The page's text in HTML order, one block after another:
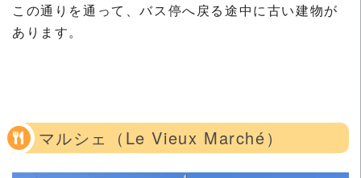
この通りを通って、バス停へ戻る途中に古い建物が
あります。
マルシェ（Le Vieux Marché）